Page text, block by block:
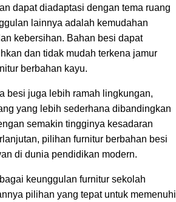
dapat diadaptasi dengan tema ruang
lainnya adalah kemudahan
kebersihan. Bahan besi dapat
dan tidak mudah terkena jamur
berbahan kayu.
besi juga lebih ramah lingkungan,
yang lebih sederhana dibandingkan
semakin tingginya kesadaran
pilihan furnitur berbahan besi
di dunia pendidikan modern.
keunggulan furnitur sekolah
pilihan yang tepat untuk memenuhi